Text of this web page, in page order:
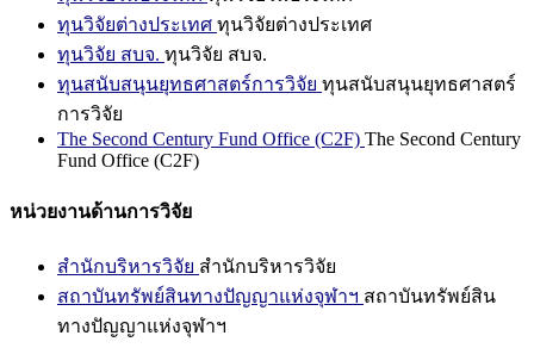
ทุนวิจัยต่างประเทศ ทุนวิจัยต่างประเทศ
ทุนวิจัย สบจ. ทุนวิจัย สบจ.
ทุนสนับสนุนยุทธศาสตร์การวิจัย ทุนสนับสนุนยุทธศาสตร์
การวิจัย
The Second Century Fund Office (C2F) The Second Century
Fund Office (C2F)
หน่วยงานด้านการวิจัย
สำนักบริหารวิจัย สำนักบริหารวิจัย
สถาบันทรัพย์สินทางปัญญาแห่งจุฬาฯ สถาบันทรัพย์สิน
ทางปัญญาแห่งจุฬาฯ